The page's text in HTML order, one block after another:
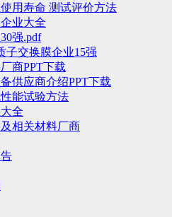
用寿命 测试评价方法
业大全
强.pdf
子交换膜企业15强
商PPT下载
供应商介绍PPT下载
能试验方法
全
相关材料厂商